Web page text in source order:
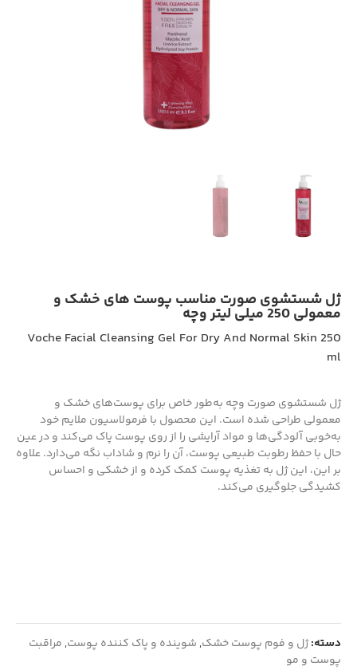
ژل شستشوی صورت مناسب پوست های خشک و
معمولی 250 میلی لیتر وچه
Voche Facial Cleansing Gel For Dry And Normal Skin 250
ml
ژل شستشوی صورت وچه به‌طور خاص برای پوست‌های خشک و
معمولی طراحی شده است. این محصول با فرمولاسیون ملایم خود
به‌خوبی آلودگی‌ها و مواد آرایشی را از روی پوست پاک می‌کند و در عین
حال با حفظ رطوبت طبیعی پوست، آن را نرم و شاداب نگه می‌دارد. علاوه
بر این، این ژل به تغذیه پوست کمک کرده و از خشکی و احساس
کشیدگی جلوگیری می‌کند.
دسته:ژل و فوم پوست خشک,شوینده و پاک کننده پوست,مراقبت
پوست و مو